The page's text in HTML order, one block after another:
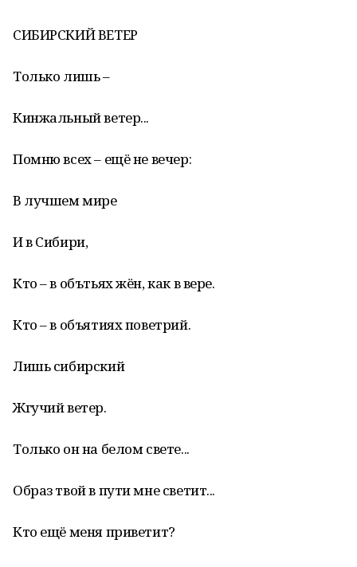
СИБИРСКИЙ ВЕТЕР
Только лишь –
Кинжальный ветер...
Помню всех – ещё не вечер:
В лучшем мире
И в Сибири,
Кто – в обътьях жён, как в вере.
Кто – в объятиях поветрий.
Лишь сибирский
Жгучий ветер.
Только он на белом свете...
Образ твой в пути мне светит...
Кто ещё меня приветит?